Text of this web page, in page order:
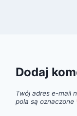
Dodaj
Twój adres e-mail
pola są oznaczone